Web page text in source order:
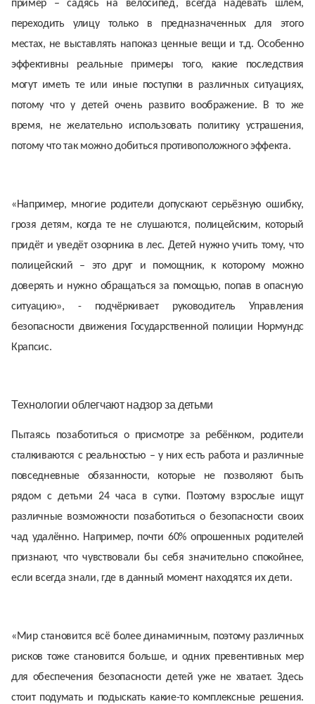
пример – садясь на велосипед, всегда надевать шлем,
переходить улицу только в предназначенных для этого
местах, не выставлять напоказ ценные вещи и т.д. Особенно
эффективны реальные примеры того, какие последствия
могут иметь те или иные поступки в различных ситуациях,
потому что у детей очень развито воображение. В то же
время, не желательно использовать политику устрашения,
потому что так можно добиться противоположного эффекта.
«Например, многие родители допускают серьёзную ошибку,
грозя детям, когда те не слушаются, полицейским, который
придёт и уведёт озорника в лес. Детей нужно учить тому, что
полицейский – это друг и помощник, к которому можно
доверять и нужно обращаться за помощью, попав в опасную
ситуацию», - подчёркивает руководитель Управления
безопасности движения Государственной полиции Нормундс
Крапсис.
Технологии облегчают надзор за детьми
Пытаясь позаботиться о присмотре за ребёнком, родители
сталкиваются с реальностью – у них есть работа и различные
повседневные обязанности, которые не позволяют быть
рядом с детьми 24 часа в сутки. Поэтому взрослые ищут
различные возможности позаботиться о безопасности своих
чад удалённо. Например, почти 60% опрошенных родителей
признают, что чувствовали бы себя значительно спокойнее,
если всегда знали, где в данный момент находятся их дети.
«Мир становится всё более динамичным, поэтому различных
рисков тоже становится больше, и одних превентивных мер
для обеспечения безопасности детей уже не хватает. Здесь
стоит подумать и подыскать какие-то комплексные решения.